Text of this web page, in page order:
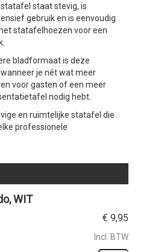
staat stevig, is
gebruik en is eenvoudig
statafelhoezen voor een
bladformaat is deze
je nét wat meer
voor gasten of een meer
nodig hebt.
en ruimtelijke statafel die
professionele
WIT
€ 9,95
Incl. BTW